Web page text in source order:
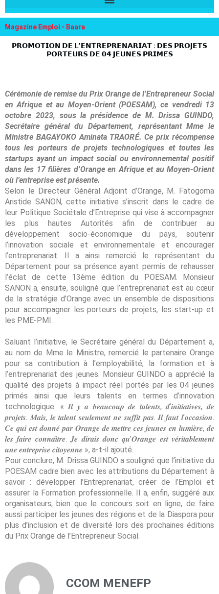
o
e
i
Magazine Emploi - Baara
𝗣𝗥𝗢𝗠𝗢𝗧𝗜𝗢𝗡 𝗗𝗘 𝗟’𝗘𝗡𝗧𝗥𝗘𝗣𝗥𝗘𝗡𝗔𝗥𝗜𝗔𝗧 : 𝗗𝗘𝗦 𝗣𝗥𝗢𝗝𝗘𝗧𝗦
𝗣𝗢𝗥𝗧𝗘𝗨𝗥𝗦 𝗗𝗘 𝟬𝟰 𝗝𝗘𝗨𝗡𝗘𝗦 𝗣𝗥𝗜𝗠𝗘́𝗦
Cérémonie de remise du Prix Orange de l’Entrepreneur Social
en Afrique et au Moyen-Orient (POESAM), ce vendredi 13
octobre 2023, sous la présidence de M. Drissa GUINDO,
Secrétaire général du Département, représentant Mme le
Ministre BAGAYOKO Aminata TRAORÉ. Ce prix récompense
tous les porteurs de projets technologiques et toutes les
startups ayant un impact social ou environnemental positif
dans les 17 filières d’Orange en Afrique et au Moyen-Orient
où l’entreprise est présente.
Selon le Directeur Général Adjoint d’Orange, M. Fatogoma
Aristide SANON, cette initiative s’inscrit dans le cadre de
leur Politique Sociétale d’Entreprise qui vise à accompagner
les plus hautes Autorités afin de contribuer au
développement socio-économique du pays, soutenir
l’innovation sociale et environnementale et encourager
l’entreprenariat. Il a ainsi remercié le représentant du
Département pour sa présence ayant permis de rehausser
l’éclat de cette 13ème édition du POESAM. Monsieur
SANON a, ensuite, souligné que l’entreprenariat est au cœur
de la stratégie d’Orange avec un ensemble de dispositions
pour accompagner les porteurs de projets, les start-up et
les PME-PMI.
Saluant l’initiative, le Secrétaire général du Département a,
au nom de Mme le Ministre, remercié le partenaire Orange
pour sa contribution à l’employabilité, la formation et à
l’entreprenariat des jeunes. Monsieur GUINDO a apprécié la
qualité des projets à impact réel portés par les 04 jeunes
primés ainsi que leurs talents en termes d’innovation
technologique. « 𝑰𝒍 𝒚 𝒂 𝒃𝒆𝒂𝒖𝒄𝒐𝒖𝒑 𝒅𝒆 𝒕𝒂𝒍𝒆𝒏𝒕𝒔, 𝒅’𝒊𝒏𝒊𝒕𝒊𝒂𝒕𝒊𝒗𝒆𝒔, 𝒅𝒆
𝒑𝒓𝒐𝒋𝒆𝒕𝒔. 𝑴𝒂𝒊𝒔, 𝒍𝒆 𝒕𝒂𝒍𝒆𝒏𝒕 𝒔𝒆𝒖𝒍𝒆𝒎𝒆𝒏𝒕 𝒏𝒆 𝒔𝒖𝒇𝒇𝒊𝒕 𝒑𝒂𝒔. 𝑰𝒍 𝒇𝒂𝒖𝒕 𝒍’𝒐𝒄𝒄𝒂𝒔𝒊𝒐𝒏.
𝑪𝒆 𝒒𝒖𝒊 𝒆𝒔𝒕 𝒅𝒐𝒏𝒏𝒆́ 𝒑𝒂𝒓 𝑶𝒓𝒂𝒏𝒈𝒆 𝒅𝒆 𝒎𝒆𝒕𝒕𝒓𝒆 𝒄𝒆𝒔 𝒋𝒆𝒖𝒏𝒆𝒔 𝒆𝒏 𝒍𝒖𝒎𝒊𝒆̀𝒓𝒆, 𝒅𝒆
𝒍𝒆𝒔 𝒇𝒂𝒊𝒓𝒆 𝒄𝒐𝒏𝒏𝒂𝒊̂𝒕𝒓𝒆. 𝑱𝒆 𝒅𝒊𝒓𝒂𝒊𝒔 𝒅𝒐𝒏𝒄 𝒒𝒖’𝑶𝒓𝒂𝒏𝒈𝒆 𝒆𝒔𝒕 𝒗𝒆́𝒓𝒊𝒕𝒂𝒃𝒍𝒆𝒎𝒆𝒏𝒕
𝒖𝒏𝒆 𝒆𝒏𝒕𝒓𝒆𝒑𝒓𝒊𝒔𝒆 𝒄𝒊𝒕𝒐𝒚𝒆𝒏𝒏𝒆 », a-t-il ajouté.
Pour conclure, M. Drissa GUINDO a souligné que l’initiative du
POESAM cadre bien avec les attributions du Département à
savoir : développer l’Entreprenariat, créer de l’Emploi et
assurer la Formation professionnelle. Il a, enfin, suggéré aux
organisateurs, bien que le concours soit en ligne, de faire
aussi participer les jeunes des régions et de la Diaspora pour
plus d’inclusion et de diversité lors des prochaines éditions
du Prix Orange de l’Entrepreneur Social.
CCOM MENEFP